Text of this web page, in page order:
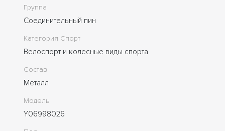
Группа
Соединительный пин
Категория Спорт
Велоспорт и колесные виды спорта
Состав
Металл
Модель
Y06998026